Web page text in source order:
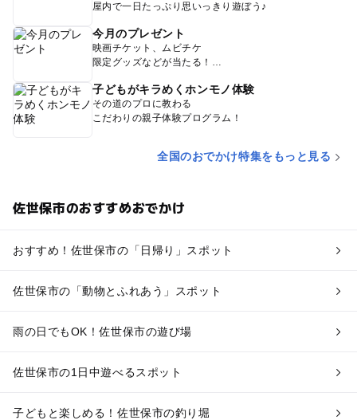
屋内で一日たっぷり思いっきり遊ぼう♪
今月のプレゼント
映画チケット、ムビチケ
限定グッズなどが当たる！
子どもがキラめくホンモノ体験
その道のプロに教わる
こだわりの親子体験プログラム！
全国のおでかけ特集をもっと見る
佐世保市のおすすめおでかけ
おすすめ！佐世保市の「日帰り」スポット
佐世保市の「動物とふれあう」スポット
雨の日でもOK！佐世保市の遊び場
佐世保市の1日中遊べるスポット
子どもと楽しめる！佐世保市の釣り堀